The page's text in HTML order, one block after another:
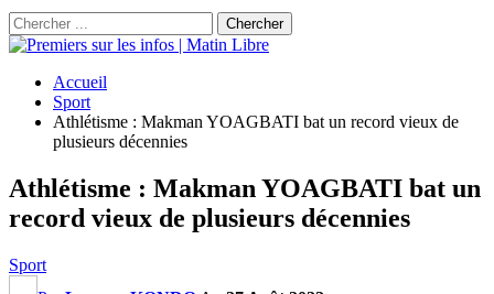
Accueil
Sport
Athlétisme : Makman YOAGBATI bat un record vieux de
plusieurs décennies
Athlétisme : Makman YOAGBATI bat un
record vieux de plusieurs décennies
Sport